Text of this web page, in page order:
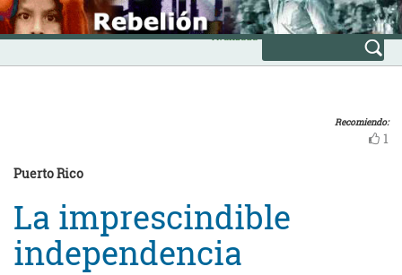
Skip
to
content
INICIO
Avanzada
Recomiendo:
1
Puerto Rico
La imprescindible
independencia